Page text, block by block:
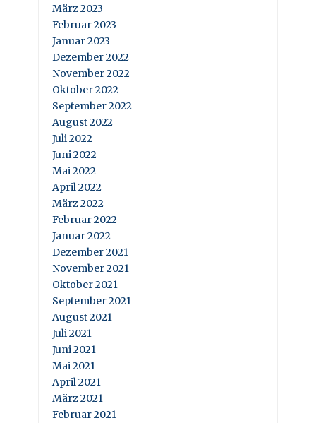
März 2023
Februar 2023
Januar 2023
Dezember 2022
November 2022
Oktober 2022
September 2022
August 2022
Juli 2022
Juni 2022
Mai 2022
April 2022
März 2022
Februar 2022
Januar 2022
Dezember 2021
November 2021
Oktober 2021
September 2021
August 2021
Juli 2021
Juni 2021
Mai 2021
April 2021
März 2021
Februar 2021